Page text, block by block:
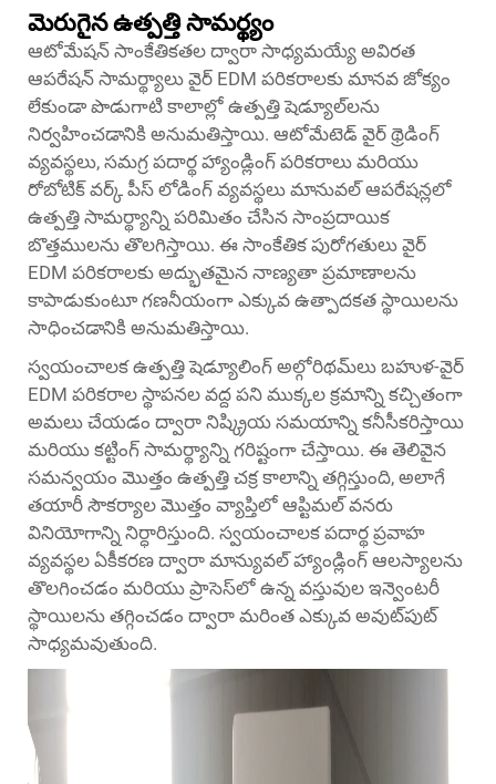
మెరుగైన ఉత్పత్తి సామర్థ్యం
ఆటోమేషన్ సాంకేతికతల ద్వారా సాధ్యమయ్యే అవిరత
ఆపరేషన్ సామర్థ్యాలు వైర్ EDM పరికరాలకు మానవ జోక్యం
లేకుండా పొడుగాటి కాలాల్లో ఉత్పత్తి షెడ్యూల్‌లను
నిర్వహించడానికి అనుమతిస్తాయి. ఆటోమేటెడ్ వైర్ థ్రెడింగ్
వ్యవస్థలు, సమగ్ర పదార్థ హ్యాండ్లింగ్ పరికరాలు మరియు
రోబోటిక్ వర్క్ పీస్ లోడింగ్ వ్యవస్థలు మానువల్ ఆపరేషన్లలో
ఉత్పత్తి సామర్థ్యాన్ని పరిమితం చేసిన సాంప్రదాయిక
బొత్తములను తొలగిస్తాయి. ఈ సాంకేతిక పురోగతులు వైర్
EDM పరికరాలకు అద్భుతమైన నాణ్యతా ప్రమాణాలను
కాపాడుకుంటూ గణనీయంగా ఎక్కువ ఉత్పాదకత స్థాయిలను
సాధించడానికి అనుమతిస్తాయి.
స్వయంచాలక ఉత్పత్తి షెడ్యూలింగ్ అల్గోరిథమ్‌లు బహుళ-వైర్
EDM పరికరాల స్థాపనల వద్ద పని ముక్కల క్రమాన్ని కచ్చితంగా
అమలు చేయడం ద్వారా నిష్క్రియ సమయాన్ని కనీసీకరిస్తాయి
మరియు కట్టింగ్ సామర్థ్యాన్ని గరిష్టంగా చేస్తాయి. ఈ తెలివైన
సమన్వయం మొత్తం ఉత్పత్తి చక్ర కాలాన్ని తగ్గిస్తుంది, అలాగే
తయారీ సౌకర్యాల మొత్తం వ్యాప్తిలో ఆప్టిమల్ వనరు
వినియోగాన్ని నిర్ధారిస్తుంది. స్వయంచాలక పదార్థ ప్రవాహ
వ్యవస్థల ఏకీకరణ ద్వారా మాన్యువల్ హ్యాండ్లింగ్ ఆలస్యాలను
తొలగించడం మరియు ప్రాసెస్‌లో ఉన్న వస్తువుల ఇన్వెంటరీ
స్థాయిలను తగ్గించడం ద్వారా మరింత ఎక్కువ అవుట్‌పుట్
సాధ్యమవుతుంది.